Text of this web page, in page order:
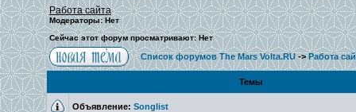
Работа сайта
Модераторы: Нет
Сейчас этот форум просматривают: Нет
Список форумов The Mars Volta.RU->Работа
Темы
Объявление: Songlist